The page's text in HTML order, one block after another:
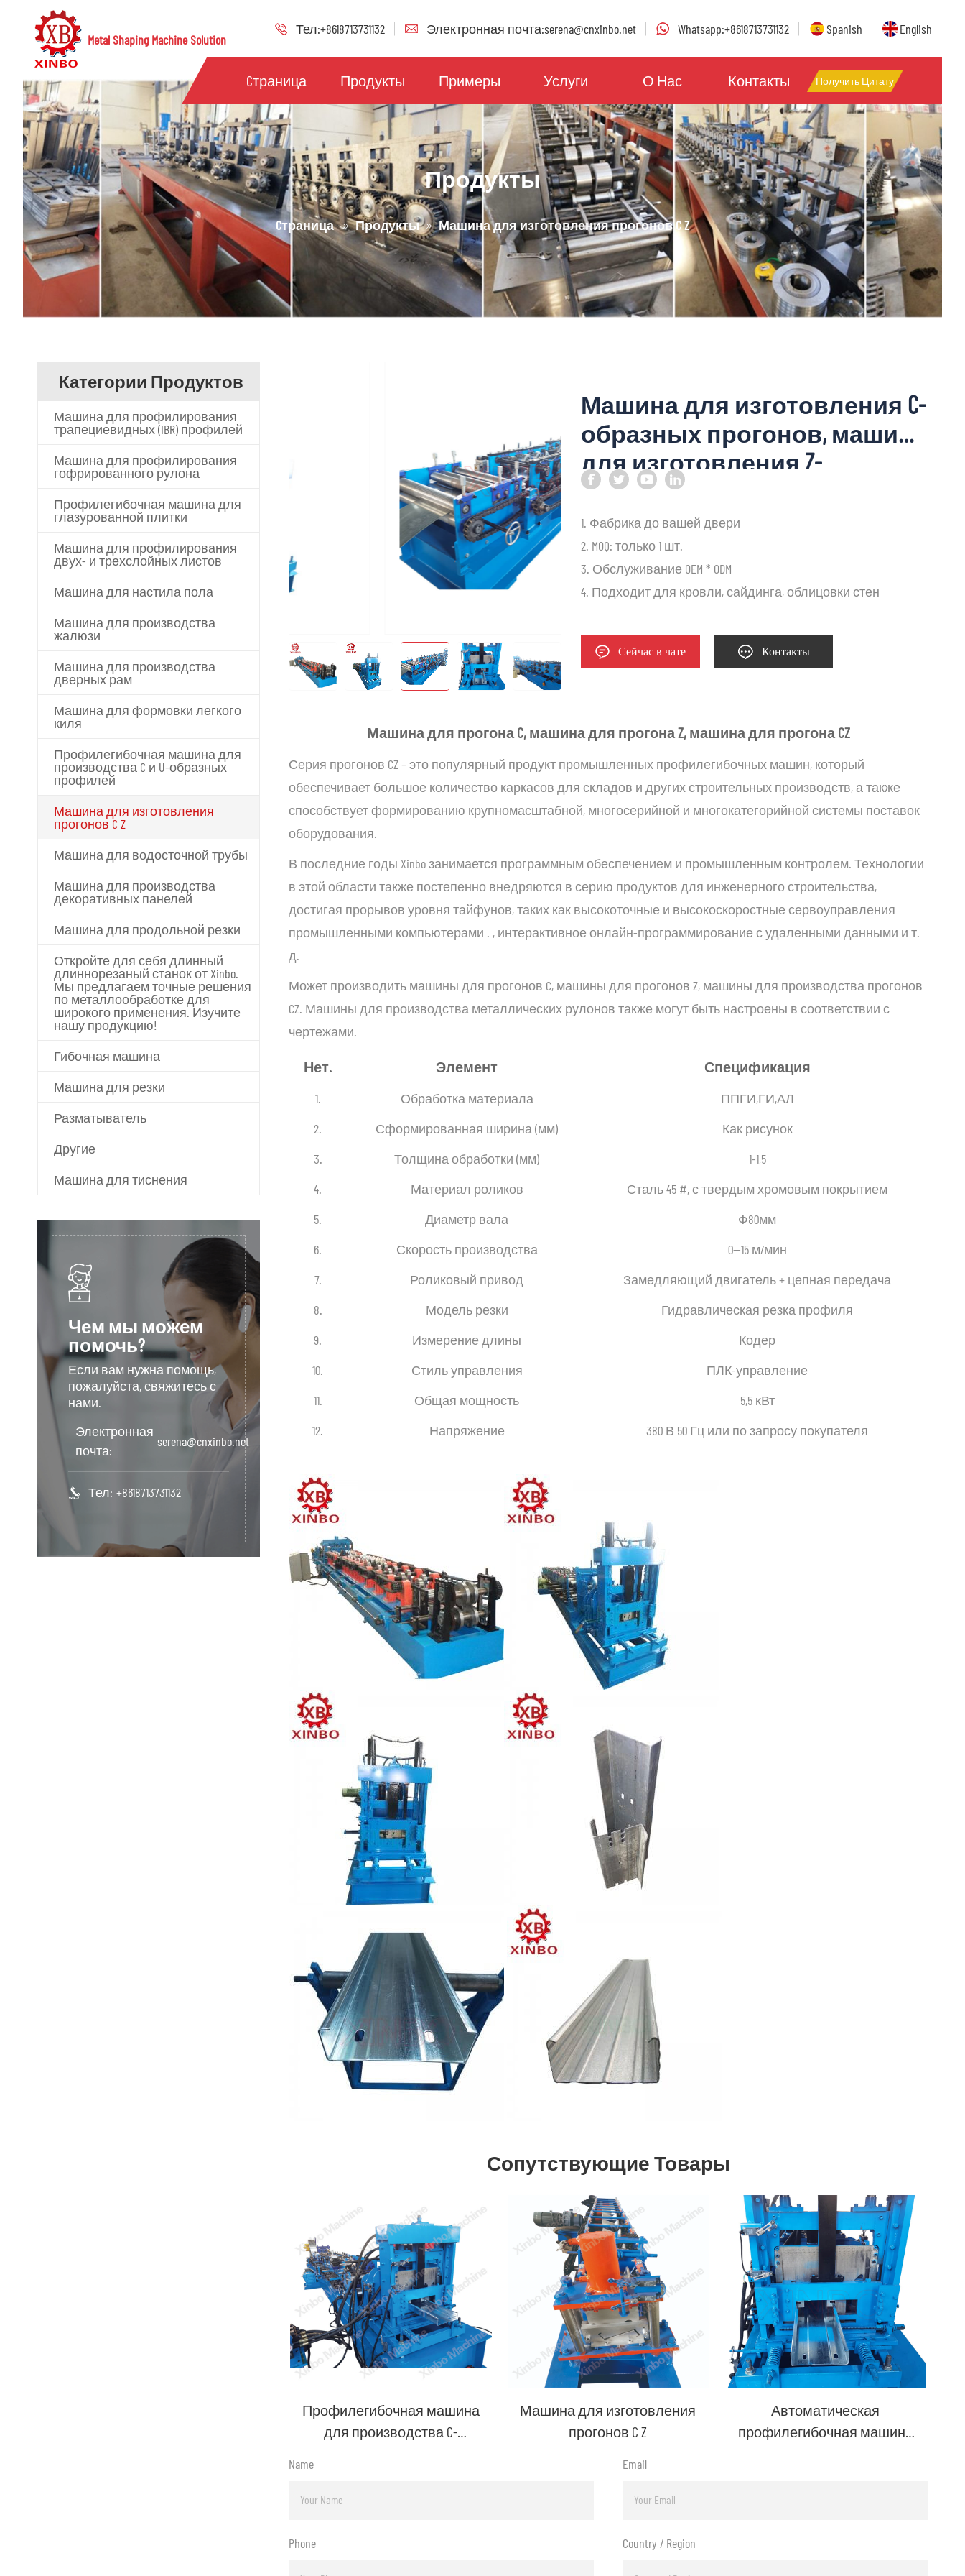
Metal Shaping Machine Solution
Тел:+8618713731132 Электронная почта:serena@cnxinbo.net Whatsapp:+8618713731132 Spanish English
Cтраница Продукты Примеры Услуги О Нас Контакты Получить Цитату
Продукты
Cтраница Продукты Машина для изготовления прогонов C Z
Категории Продуктов
Машина для профилирования
трапециевидных (IBR) профилей
Машина для профилирования
гофрированного рулона
Профилегибочная машина для
глазурованной плитки
Машина для профилирования
двух- и трехслойных листов
Машина для настила пола
Машина для производства
жалюзи
Машина для производства
дверных рам
Машина для формовки легкого
киля
Профилегибочная машина для
производства C и U-образных
профилей
Машина для изготовления
прогонов C Z
Машина для водосточной трубы
Машина для производства
декоративных панелей
Машина для продольной резки
Откройте для себя длинный
длиннорезаный станок от Xinbo.
Мы предлагаем точные решения
по металлообработке для
широкого применения. Изучите
нашу продукцию!
Гибочная машина
Машина для резки
Разматыватель
Другие
Машина для тиснения
Чем мы можем
помочь?
Если вам нужна помощь,
пожалуйста, свяжитесь с
нами.
Электронная
почта:
serena@cnxinbo.net
Тел: +8618713731132
Машина для изготовления C-
образных прогонов, машина
для изготовления Z-
образных прогонов, машина
для изготовления C-
образных прогонов
1. Фабрика до вашей двери
2. MOQ: только 1 шт.
3. Обслуживание OEM * ODM
4. Подходит для кровли, сайдинга, облицовки стен
Сейчас в чате Контакты
Машина для прогона C, машина для прогона Z, машина для прогона CZ
Серия прогонов CZ – это популярный продукт промышленных профилегибочных машин, который
обеспечивает большое количество каркасов для складов и других строительных производств, а также
способствует формированию крупномасштабной, многосерийной и многокатегорийной системы поставок
оборудования.
В последние годы Xinbo занимается программным обеспечением и промышленным контролем. Технологии
в этой области также постепенно внедряются в серию продуктов для инженерного строительства,
достигая прорывов уровня тайфунов, таких как высокоточные и высокоскоростные сервоуправления
промышленными компьютерами . , интерактивное онлайн-программирование с удаленными данными и т.
д.
Может производить машины для прогонов C, машины для прогонов Z, машины для производства прогонов
CZ. Машины для производства металлических рулонов также могут быть настроены в соответствии с
чертежами.
Нет. Элемент Спецификация
1. Обработка материала
ППГИ,ГИ,АЛ
2.
Сформированная ширина (мм)
Как рисунок
3.
Толщина обработки (мм)
1-1,5
4.
Материал роликов
Сталь 45 #, с твердым хромовым покрытием
5.
Диаметр вала
Ф80мм
6.
Скорость производства
0—15 м/мин
7.
Роликовый привод
Замедляющий двигатель + цепная передача
8.
Модель резки
Гидравлическая резка профиля
9.
Измерение длины
Кодер
10.
Стиль управления
ПЛК-управление
11.
Общая мощность
5,5 кВт
12.
Напряжение 380 В 50 Гц или по запросу покупателя
Сопутствующие Товары
Профилегибочная машина
для производства C-
Машина для изготовления
прогонов C Z
Автоматическая
профилегибочная машина
Name Email
Phone Country / Region